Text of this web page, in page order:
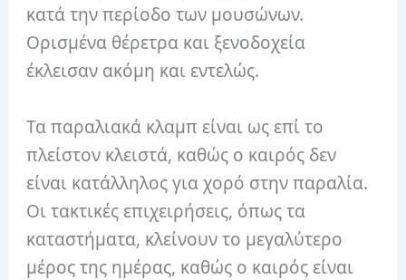
κατά την περίοδο των μουσώνων.
Ορισμένα θέρετρα και ξενοδοχεία
έκλεισαν ακόμη και εντελώς.
Τα παραλιακά κλαμπ είναι ως επί το
πλείστον κλειστά, καθώς ο καιρός δεν
είναι κατάλληλος για χορό στην παραλία.
Οι τακτικές επιχειρήσεις, όπως τα
καταστήματα, κλείνουν το μεγαλύτερο
μέρος της ημέρας, καθώς ο καιρός είναι